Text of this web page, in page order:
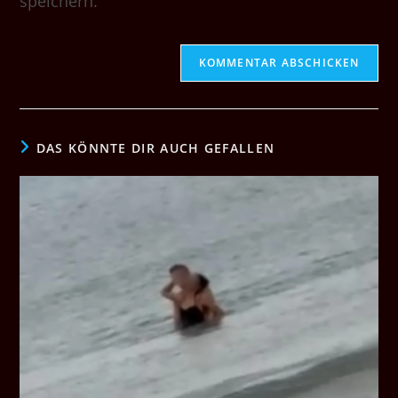
DAS KÖNNTE DIR AUCH GEFALLEN